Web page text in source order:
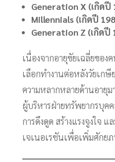
Generation X (เกิดปี
Millennials (เกิดปี
Generation Z (เกิดปี
เนื่องจากอายุขัยเฉลี่ยขอ
เลือกทำงานต่อหลังวัยเก
ความหลากหลายด้านอายุ
ผู้บริหารฝ่ายทรัพยากรบุค
การดึงดูด สร้างแรงจูงใจ
เจเนอเรชันเพื่อเพิ่มศักย